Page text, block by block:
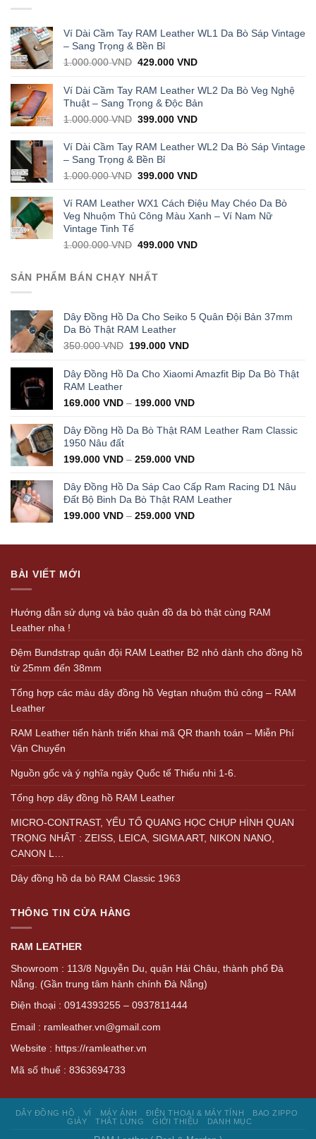
Ví Dài Cầm Tay RAM Leather WL1 Da Bò Sáp Vintage
– Sang Trọng & Bền Bỉ
1.000.000VND Original
was:
1.000.000 VND.
429.000VNDCurrent
is:
429.000 VND.
Ví Dài Cầm Tay RAM Leather WL2 Da Bò Veg Nghệ
Thuật – Sang Trọng & Độc Bản
1.000.000VND Original
was:
1.000.000 VND.
399.000VNDCurrent
is:
Ví Dài Cầm Tay RAM Leather WL2 Da Bò Sáp Vintage
– Sang Trọng & Bền Bỉ
1.000.000VND Original
was:
1.000.000 VND.
399.000VNDCurrent
is:
399.000 VND.
Ví RAM Leather WX1 Cách Điệu May Chéo Da Bò
Veg Nhuộm Thủ Công Màu Xanh – Ví Nam Nữ
Vintage Tinh Tế
1.000.000VND Original
was:
1.000.000 VND.
499.000VNDCurrent
SẢN PHẨM BÁN CHẠY NHẤT
Dây Đồng Hồ Da Cho Seiko 5 Quân Đội Bản 37mm
Da Bò Thật RAM Leather
350.000VND Original
was:
199.000VNDCurrent
is:
199.000 VND.
Dây Đồng Hồ Da Cho Xiaomi Amazfit Bip Da Bò Thật
RAM Leather
169.000 VND – 199.000 VND
Dây Đồng Hồ Da Bò Thật RAM Leather Ram Classic
1950 Nâu đất
199.000 VND – 259.000 VND
Dây Đồng Hồ Da Sáp Cao Cấp Ram Racing D1 Nâu
Đất Bộ Binh Da Bò Thật RAM Leather
199.000 VND – 259.000 VND
BÀI VIẾT MỚI
Hướng dẫn sử dụng và bảo quản đồ da bò thật cùng RAM
Leather nha !
Đệm Bundstrap quân đội RAM Leather B2 nhỏ dành cho đồng hồ
từ 25mm đến 38mm
Tổng hợp các màu dây đồng hồ Vegtan nhuộm thủ công – RAM
Leather
RAM Leather tiến hành triển khai mã QR thanh toán – Miễn Phí
Vận Chuyển
Nguồn gốc và ý nghĩa ngày Quốc tế Thiếu nhi 1-6.
Tổng hợp dây đồng hồ RAM Leather
MICRO-CONTRAST, YẾU TỐ QUANG HỌC CHỤP HÌNH QUAN
TRỌNG NHẤT : ZEISS, LEICA, SIGMA ART, NIKON NANO,
CANON L…
Dây đồng hồ da bò RAM Classic 1963
THÔNG TIN CỬA HÀNG
RAM LEATHER
Showroom : 113/8 Nguyễn Du, quận Hải Châu, thành phố Đà
Nẵng. (Gần trung tâm hành chính Đà Nẵng)
Điện thoại : 0914393255 – 0937811444
Email : ramleather.vn@gmail.com
Website : https://ramleather.vn
Mã số thuế : 8363694733
DÂY ĐỒNG HỒ VÍ MÁY ẢNH ĐIỆN THOẠI & MÁY TÍNH
BAO ZIPPO
GIÀY
THẮT LƯNG GIỚI THIỆU DANH MỤC